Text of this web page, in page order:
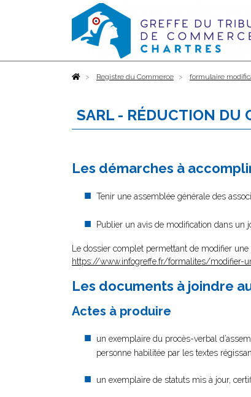
AccueilRegistre du Commerce formulaire
SARL - RÉDUCTION DU
Les démarches à
Tenir une assemblée générale des
Publier un avis de modification dans un
Le dossier complet permettant de modifier
https://www.infogreffe.fr/formalites/modifier-
Les documents à joindre
Actes à produire
un exemplaire du procès-verbal
personne habilitée par les textes
un exemplaire de statuts mis à jour,